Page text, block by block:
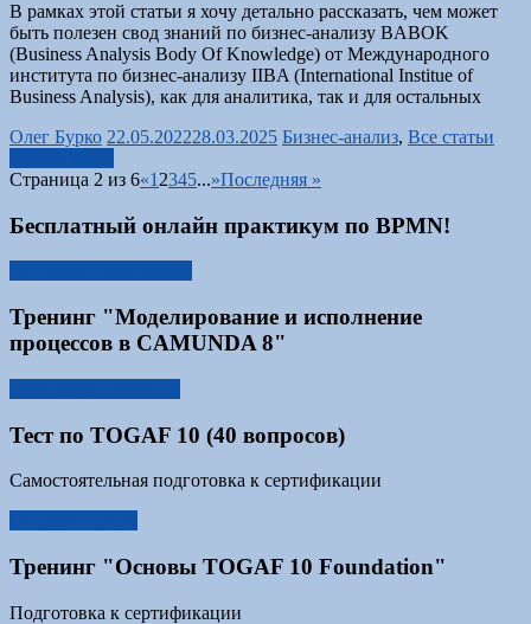
В рамках этой статьи я хочу детально рассказать, чем может
быть полезен свод знаний по бизнес-анализу BABOK
(Business Analysis Body Of Knowledge) от Международного
института по бизнес-анализу IIBA (International Institue of
Business Analysis), как для аналитика, так и для остальных
Олег Бурко 22.05.202228.03.2025 Бизнес-анализ, Все статьи
Страница 2 из 6«1 2345...»Последняя »
Бесплатный онлайн практикум по BPMN!
Тренинг "Моделирование и исполнение
процессов в CAMUNDA 8"
Тест по TOGAF 10 (40 вопросов)
Самостоятельная подготовка к сертификации
Тренинг "Основы TOGAF 10 Foundation"
Подготовка к сертификации